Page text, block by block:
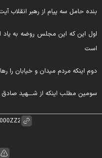
بنده حامل سه پیام از رهبر انقلاب
اول این که این مجلس روضه به یاد
است
دوم اینکه مردم میدان و خیابان را رها
سومین مطلب اینکه از شـــهید صادق